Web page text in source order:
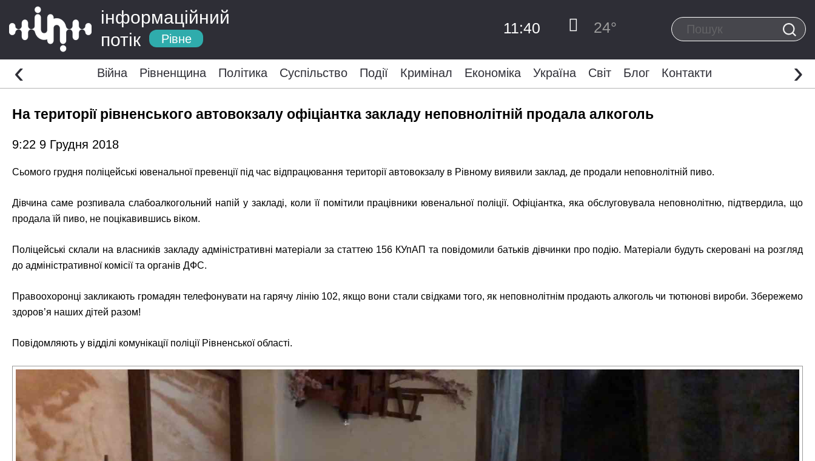
інформаційний
потік
Рівне
11:40 24°
Війна Рівненщина Політика Суспільство Події Кримінал Економіка Україна Світ Блог Контакти
‹ ›
На території рівненського автовокзалу офіціантка закладу неповнолітній продала алкоголь
9:22 9 Грудня 2018
Сьомого грудня поліцейські ювенальної превенції під час відпрацювання території автовокзалу в Рівному виявили заклад, де продали неповнолітній пиво.
Дівчина саме розпивала слабоалкогольний напій у закладі, коли її помітили працівники ювенальної поліції. Офіціантка, яка обслуговувала неповнолітню, підтвердила, що
продала їй пиво, не поцікавившись віком.
Поліцейські склали на власників закладу адміністративні матеріали за статтею 156 КУпАП та повідомили батьків дівчинки про подію. Матеріали будуть скеровані на розгляд
до адміністративної комісії та органів ДФС.
Правоохоронці закликають громадян телефонувати на гарячу лінію 102, якщо вони стали свідками того, як неповнолітнім продають алкоголь чи тютюнові вироби. Збережемо
здоров’я наших дітей разом!
Повідомляють у відділі комунікації поліції Рівненської області.